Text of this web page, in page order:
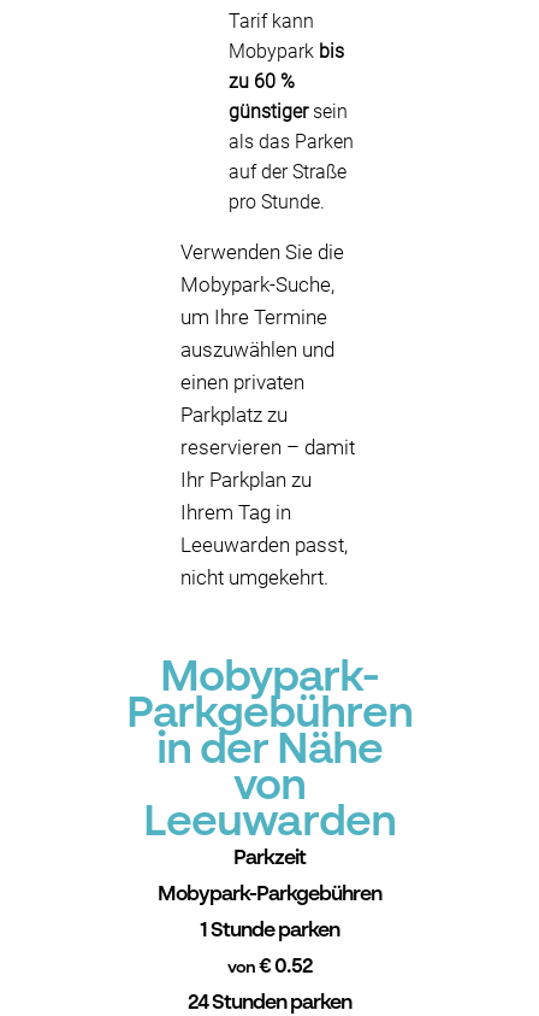
Tarif kann
Mobypark bis
zu 60 %
günstigersein
als das Parken
auf der Straße
pro Stunde.
Verwenden Sie die
Mobypark-Suche,
um Ihre Termine
auszuwählen und
einen privaten
Parkplatz zu
reservieren – damit
Ihr Parkplan zu
Ihrem Tag in
Leeuwarden passt,
nicht umgekehrt.
Mobypark-
Parkgebühren
in der Nähe
von
Leeuwarden
Parkzeit
Mobypark-Parkgebühren
1 Stunde parken
von€ 0.52
24 Stunden parken